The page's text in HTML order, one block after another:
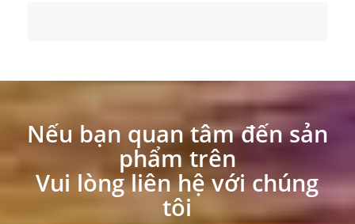
Nếu bạn quan tâm đến sản
phẩm trên
Vui lòng liên hệ với chúng
tôi